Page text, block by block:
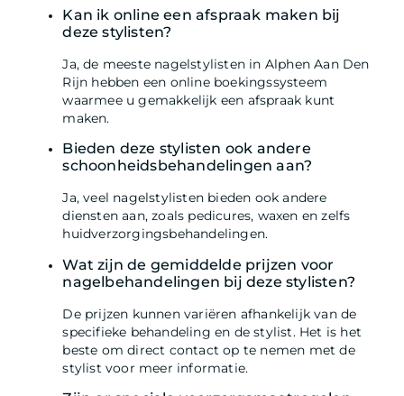
Kan ik online een afspraak maken bij
deze stylisten?
Ja, de meeste nagelstylisten in Alphen Aan Den
Rijn hebben een online boekingssysteem
waarmee u gemakkelijk een afspraak kunt
maken.
Bieden deze stylisten ook andere
schoonheidsbehandelingen aan?
Ja, veel nagelstylisten bieden ook andere
diensten aan, zoals pedicures, waxen en zelfs
huidverzorgingsbehandelingen.
Wat zijn de gemiddelde prijzen voor
nagelbehandelingen bij deze stylisten?
De prijzen kunnen variëren afhankelijk van de
specifieke behandeling en de stylist. Het is het
beste om direct contact op te nemen met de
stylist voor meer informatie.